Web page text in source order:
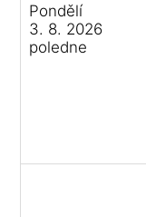
Pondělí
3. 8. 2026
poledne